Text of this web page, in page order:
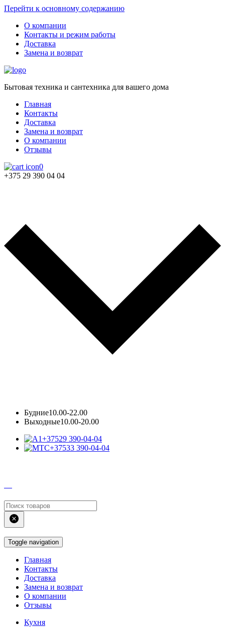
Перейти к основному содержанию
О компании
Контакты и режим работы
Доставка
Замена и возврат
Бытовая техника и сантехника для вашего дома
Главная
Контакты
Доставка
Замена и возврат
О компании
Отзывы
0
+375 29 390 04 04
Будние10.00-22.00
Выходные10.00-20.00
+37529 390-04-04
+37533 390-04-04
Toggle navigation
Главная
Контакты
Доставка
Замена и возврат
О компании
Отзывы
Кухня